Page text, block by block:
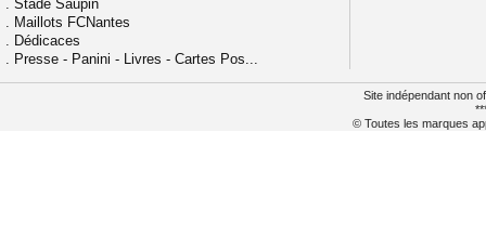
. Stade Saupin
. Maillots FCNantes
. Dédicaces
. Presse - Panini - Livres - Cartes Pos...
Site indépendant non
© Toutes les marques